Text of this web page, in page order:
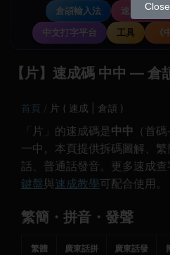
倉頡輸入法
速成輸入法
中文打字平台
工具
【片】速成碼 中中 — 倉
首頁 片 ( 速成 | 倉頡 )
「片」的速成碼是 中中 （首
一中。本頁提供拆碼圖解、
話、普通話發音。更多速成查
鍵盤與速成教學可配合使用。
繁簡・拼音・發聲
繁體
廣東話拼
廣東話發
Close